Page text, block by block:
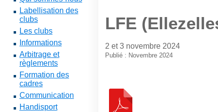
Labellisation des
clubs
Les clubs
Informations
Arbitrage et
règlements
Formation des
cadres
Communication
Handisport
LFE
2 et 3 novembre 2024
Publié : Novembre 2024